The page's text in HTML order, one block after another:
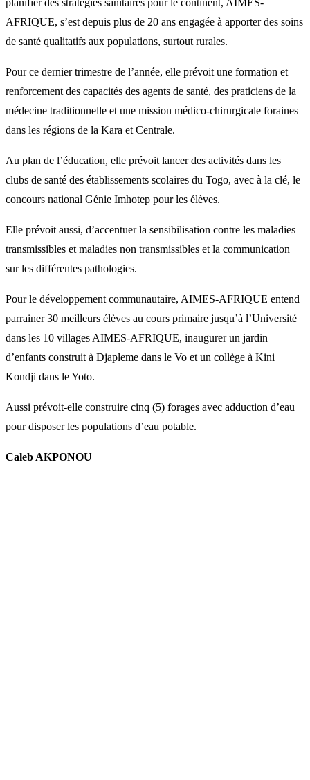
AFRIQUE, s’est depuis plus de 20 ans engagée à apporter des soins
de santé qualitatifs aux populations, surtout rurales.
Pour ce dernier trimestre de l’année, elle prévoit une formation et
renforcement des capacités des agents de santé, des praticiens de la
médecine traditionnelle et une mission médico-chirurgicale foraines
dans les régions de la Kara et Centrale.
Au plan de l’éducation, elle prévoit lancer des activités dans les
clubs de santé des établissements scolaires du Togo, avec à la clé, le
concours national Génie Imhotep pour les élèves.
Elle prévoit aussi, d’accentuer la sensibilisation contre les maladies
transmissibles et maladies non transmissibles et la communication
sur les différentes pathologies.
Pour le développement communautaire, AIMES-AFRIQUE entend
parrainer 30 meilleurs élèves au cours primaire jusqu’à l’Université
dans les 10 villages AIMES-AFRIQUE, inaugurer un jardin
d’enfants construit à Djapleme dans le Vo et un collège à Kini
Kondji dans le Yoto.
Aussi prévoit-elle construire cinq (5) forages avec adduction d’eau
pour disposer les populations d’eau potable.
Caleb AKPONOU